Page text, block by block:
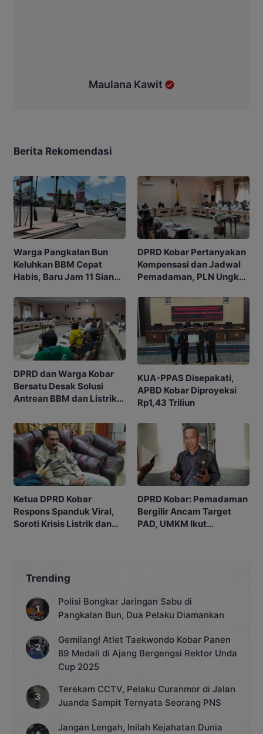
Maulana Kawit
Berita Rekomendasi
Warga Pangkalan Bun
Keluhkan BBM Cepat
Habis, Baru Jam 11 Siang
Stok
DPRD Kobar Pertanyakan
Kompensasi dan Jadwal
Pemadaman, PLN Ungkap
DPRD dan Warga Kobar
Bersatu Desak Solusi
Antrean BBM dan Listrik
KUA-PPAS Disepakati,
APBD Kobar Diproyeksi
Rp1,43 Triliun
Ketua DPRD Kobar
Respons Spanduk Viral,
Soroti Krisis Listrik dan
DPRD Kobar: Pemadaman
Bergilir Ancam Target
PAD, UMKM Ikut
Trending
Polisi Bongkar Jaringan Sabu di
Pangkalan Bun, Dua Pelaku Diamankan
Gemilang! Atlet Taekwondo Kobar Panen
89 Medali di Ajang Bergengsi Rektor Unda
Cup 2025
Terekam CCTV, Pelaku Curanmor di Jalan
Juanda Sampit Ternyata Seorang PNS
Jangan Lengah, Inilah Kejahatan Dunia